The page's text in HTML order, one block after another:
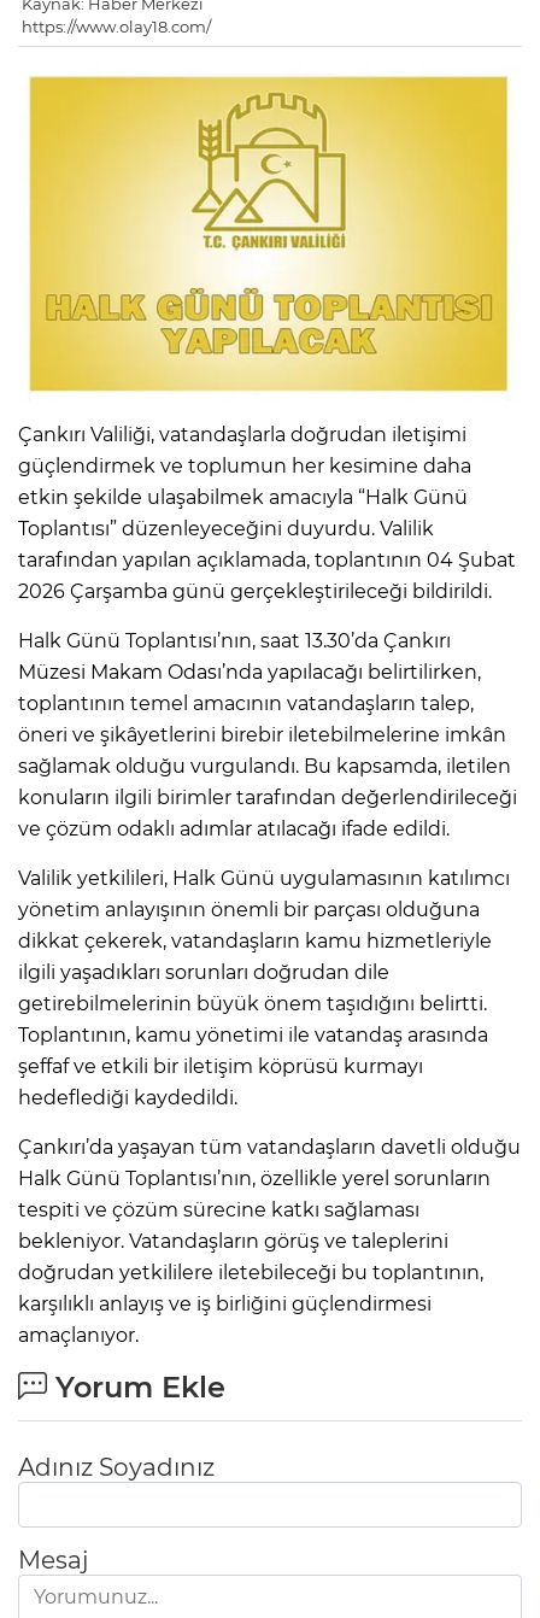
https://www.olay18.com/
Çankırı Valiliği, vatandaşlarla doğrudan iletişimi
güçlendirmek ve toplumun her kesimine daha
etkin şekilde ulaşabilmek amacıyla “Halk Günü
Toplantısı” düzenleyeceğini duyurdu. Valilik
tarafından yapılan açıklamada, toplantının 04 Şubat
2026 Çarşamba günü gerçekleştirileceği bildirildi.
Halk Günü Toplantısı’nın, saat 13.30’da Çankırı
Müzesi Makam Odası’nda yapılacağı belirtilirken,
toplantının temel amacının vatandaşların talep,
öneri ve şikâyetlerini birebir iletebilmelerine imkân
sağlamak olduğu vurgulandı. Bu kapsamda, iletilen
konuların ilgili birimler tarafından değerlendirileceği
ve çözüm odaklı adımlar atılacağı ifade edildi.
Valilik yetkilileri, Halk Günü uygulamasının katılımcı
yönetim anlayışının önemli bir parçası olduğuna
dikkat çekerek, vatandaşların kamu hizmetleriyle
ilgili yaşadıkları sorunları doğrudan dile
getirebilmelerinin büyük önem taşıdığını belirtti.
Toplantının, kamu yönetimi ile vatandaş arasında
şeffaf ve etkili bir iletişim köprüsü kurmayı
hedeflediği kaydedildi.
Çankırı’da yaşayan tüm vatandaşların davetli olduğu
Halk Günü Toplantısı’nın, özellikle yerel sorunların
tespiti ve çözüm sürecine katkı sağlaması
bekleniyor. Vatandaşların görüş ve taleplerini
doğrudan yetkililere iletebileceği bu toplantının,
karşılıklı anlayış ve iş birliğini güçlendirmesi
amaçlanıyor.
Yorum Ekle
Adınız Soyadınız
Mesaj